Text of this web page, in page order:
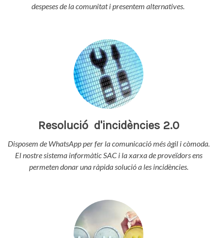
despeses de la comunitat i presentem alternatives.
Resolució d'incidències 2.0
Disposem de WhatsApp per fer la comunicació més àgil i còmoda.
El nostre sistema informàtic SAC i la xarxa de proveïdors ens
permeten donar una ràpida solució a les incidències.